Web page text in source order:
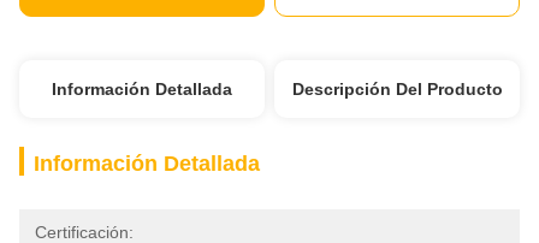
Información Detallada Descripción Del Producto
Información Detallada
Certificación: